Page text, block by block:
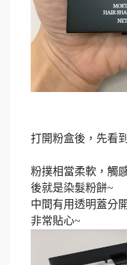
打開粉盒後，先看
粉撲相當柔軟，觸
後就是染髮粉餅~
中間有用透明蓋分
非常貼心~